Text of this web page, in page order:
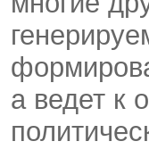
а ведет к